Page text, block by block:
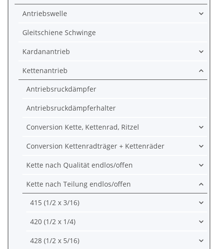
Antriebswelle
Gleitschiene Schwinge
Kardanantrieb
Kettenantrieb
Antriebsruckdämpfer
Antriebsruckdämpferhalter
Conversion Kette, Kettenrad, Ritzel
Conversion Kettenradträger + Kettenräder
Kette nach Qualität endlos/offen
Kette nach Teilung endlos/offen
415 (1/2 x 3/16)
420 (1/2 x 1/4)
428 (1/2 x 5/16)